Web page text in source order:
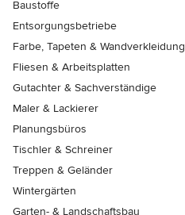
Baustoffe
Entsorgungsbetriebe
Farbe, Tapeten & Wandverkleidung
Fliesen & Arbeitsplatten
Gutachter & Sachverständige
Maler & Lackierer
Planungsbüros
Tischler & Schreiner
Treppen & Geländer
Wintergärten
Garten- & Landschaftsbau